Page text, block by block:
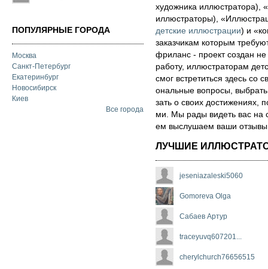
ПОПУЛЯРНЫЕ ГОРОДА
Москва
Санкт-Петербург
Екатеринбург
Новосибирск
Киев
Все города
художника иллюстратора),
иллюстраторы),
детские иллюстрации) и
за­каз­чи­кам которым
фри­ланс - про­ект соз­дан
ра­бо­ту, иллюстраторам
смог встре­тить­ся здесь со
ональ­ные воп­ро­сы,
зать о сво­их
ми. Мы рады ви­деть вас на
ем выс­лу­ша­ем ва­ши от­зы­вы
ЛУЧШИЕ
jeseniazaleski5060
Gomoreva Olga
Сабаев Артур
traceyuvq607201...
cherylchurch76656515